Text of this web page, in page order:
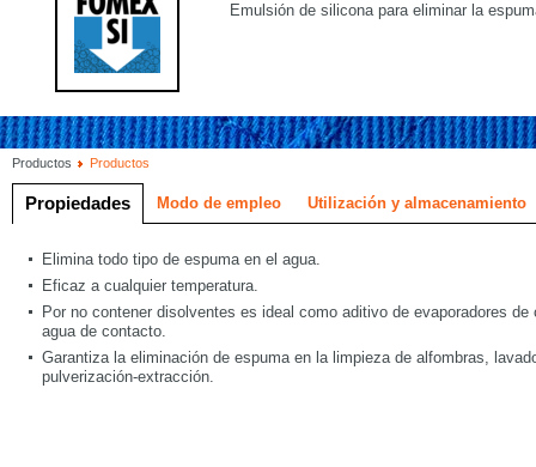
Emulsión de silicona para eliminar la
Productos Productos
Propiedades Modo de empleo Utilización y almacenamiento
Elimina todo tipo de espuma en el agua.
Eficaz a cualquier temperatura.
Por no contener disolventes es ideal como aditivo de evaporadores
agua de contacto.
Garantiza la eliminación de espuma en la limpieza de alfombras,
pulverización-extracción.